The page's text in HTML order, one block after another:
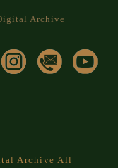
Archive
Archive All